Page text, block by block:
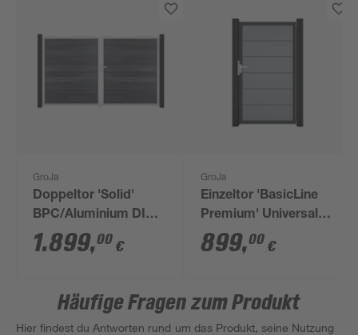
GroJa
Doppeltor 'Solid'
BPC/Aluminium DIN
rechts
steingrau/silber 300 x
1.899,00 €
GroJa
Einzeltor 'BasicLine
Premium' Universal
DIN
silbergrau/anthrazit
899,00 €
Häufige Fragen zum Produkt
Hier findest du Antworten rund um das Produkt, seine Nutzung